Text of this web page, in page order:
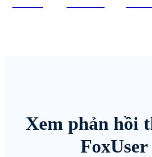
Xem phản hồi
FoxUser